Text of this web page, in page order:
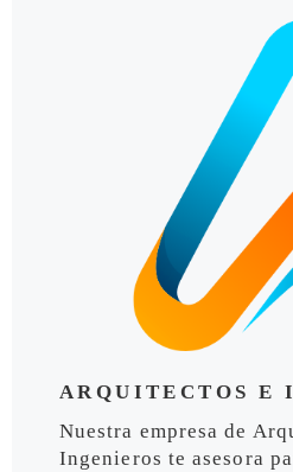
ARQUITECTOS E
Nuestra empresa de
Ingenieros te asesora